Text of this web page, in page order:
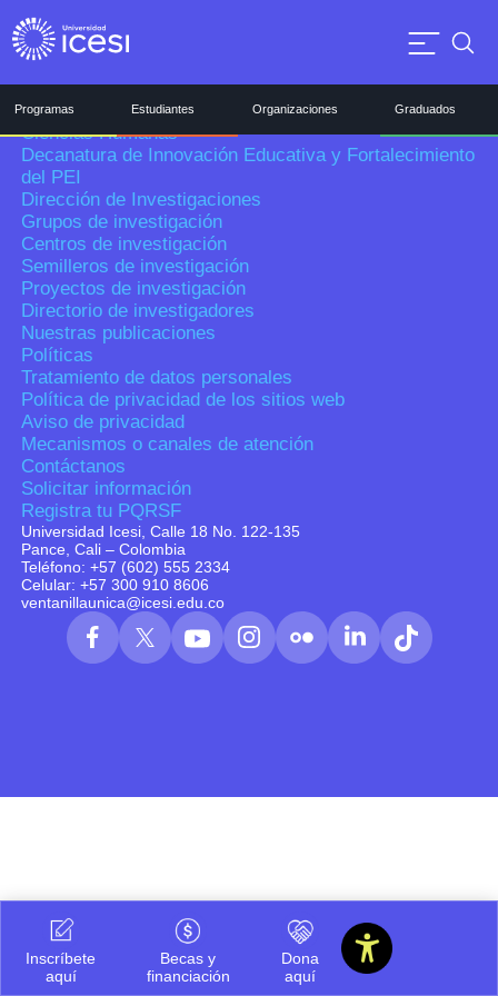
Programas Estudiantes Organizaciones Graduados
Proyectos de Investigación
Directorio de Investigadores
Laboratorios
Editorial
Contáctanos
Solicitar información
Registra aquí tu PQRS
Colaboradores
Servicios
Intranet
Fondo de empleados
Profesores
Universidad Icesi, Calle 18 No. 122-135
Pance, Cali – Colombia
Teléfono: +57 (602) 555 2334
Celular: +57 300 910 8606
ventanillaunica@icesi.edu.co
Facultades
Ciencias de la Salud
Negocios y Economía
Barberi de Ingeniería, Diseño y Ciencias Aplicadas
Ciencias Humanas
Decanatura de Innovación Educativa y Fortalecimiento
del PEI
Dirección de Investigaciones
Grupos de investigación
Centros de investigación
Semilleros de investigación
Proyectos de investigación
Directorio de investigadores
Nuestras publicaciones
Políticas
Tratamiento de datos personales
Política de privacidad de los sitios web
Aviso de privacidad
Mecanismos o canales de atención
Contáctanos
Solicitar información
Registra tu PQRSF
Inscríbete
aquí
Becas y
financiación
Dona
aquí